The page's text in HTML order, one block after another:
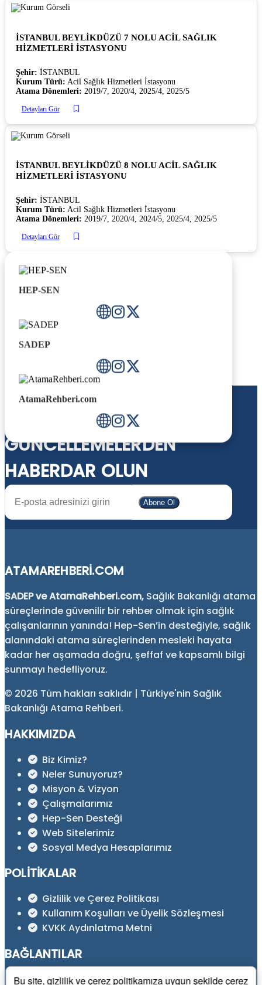
Bu site, gizlilik ve çerez politikamıza uygun şekilde çerez
İSTANBUL BEYLİKDÜZÜ 7 NOLU ACİL SAĞLIK
HİZMETLERİ İSTASYONU
Şehir: İSTANBUL
Kurum Türü: Acil Sağlık Hizmetleri İstasyonu
Atama Dönemleri: 2019/7, 2020/4, 2025/4, 2025/5
Detayları Gör
İSTANBUL BEYLİKDÜZÜ 8 NOLU ACİL SAĞLIK
HİZMETLERİ İSTASYONU
Şehir: İSTANBUL
Kurum Türü: Acil Sağlık Hizmetleri İstasyonu
Atama Dönemleri: 2019/7, 2020/4, 2024/5, 2025/4, 2025/5
Detayları Gör
HEP-SEN
SADEP
AtamaRehberi.com
BÜLTENIMIZE ABONE OLUN
GÜNCELLEMELERDEN
HABERDAR OLUN
Abone Ol
ATAMAREHBERI.COM
SADEP ve AtamaRehberi.com, Sağlık Bakanlığı atama
süreçlerinde güvenilir bir rehber olmak için sağlık
çalışanlarının yanında! Hep-Sen’in desteğiyle, sağlık
alanındaki atama süreçlerinden mesleki hayata
kadar her aşamada doğru, şeffaf ve kapsamlı bilgi
sunmayı hedefliyoruz.
© 2026 Tüm hakları saklıdır | Türkiye'nin Sağlık
Bakanlığı Atama Rehberi.
HAKKIMIZDA
Biz Kimiz?
Neler Sunuyoruz?
Misyon & Vizyon
Çalışmalarımız
Hep-Sen Desteği
Web Sitelerimiz
Sosyal Medya Hesaplarımız
POLITIKALAR
Gizlilik ve Çerez Politikası
Kullanım Koşulları ve Üyelik Sözleşmesi
KVKK Aydınlatma Metni
BAĞLANTILAR
HEP-SEN Resmi İnternet Sitesi